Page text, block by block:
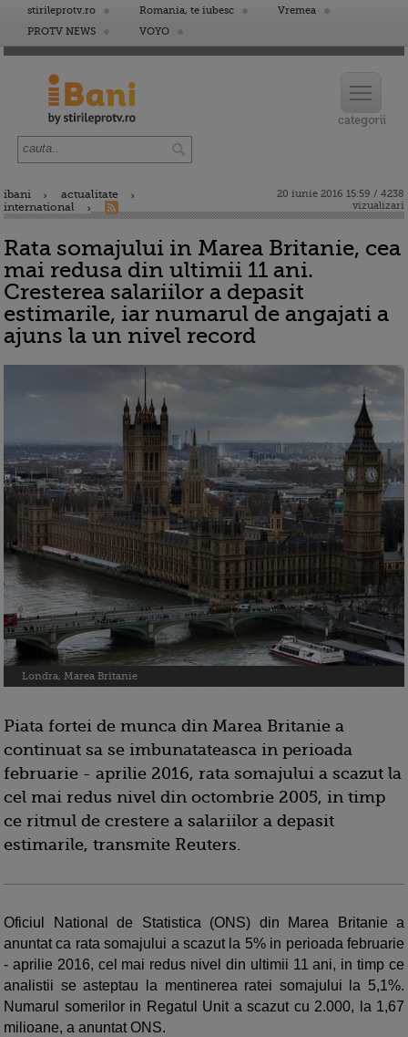
stirileprotv.ro Romania, te iubesc
Vremea
PROTV NEWS
VOYO
ibani
actualitate
international
20 iunie 2016 15:59 / 4238
vizualizari
Rata somajului in Marea Britanie, cea
mai redusa din ultimii 11 ani.
Cresterea salariilor a depasit
estimarile, iar numarul de angajati a
ajuns la un nivel record
Londra, Marea Britanie
Piata fortei de munca din Marea Britanie a
continuat sa se imbunatateasca in perioada
februarie - aprilie 2016, rata somajului a scazut la
cel mai redus nivel din octombrie 2005, in timp
ce ritmul de crestere a salariilor a depasit
estimarile, transmite Reuters.
Oficiul National de Statistica (ONS) din Marea Britanie a
anuntat ca rata somajului a scazut la 5% in perioada februarie
- aprilie 2016, cel mai redus nivel din ultimii 11 ani, in timp ce
analistii se asteptau la mentinerea ratei somajului la 5,1%.
Numarul somerilor in Regatul Unit a scazut cu 2.000, la 1,67
milioane, a anuntat ONS.